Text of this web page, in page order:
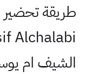
الشيف ام